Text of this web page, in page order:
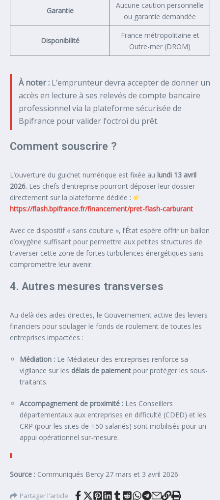
Garantie
Aucune caution personnelle
ou garantie demandée
Disponibilité
France métropolitaine et
Outre-mer (DROM)
À noter :L’emprunteur devra accepter de donner un
accès en lecture à ses relevés de compte bancaire
professionnel via la plateforme sécurisée de
Bpifrance pour valider l’octroi du prêt.
Comment souscrire ?
L’ouverture du guichet numérique est fixée au lundi 13 avril
2026. Les chefs d’entreprise pourront déposer leur dossier
directement sur la plateforme dédiée :
https://flash.bpifrance.fr/financement/pret-flash-carburant
Avec ce dispositif « sans couture », l’État espère offrir un ballon
d’oxygène suffisant pour permettre aux petites structures de
traverser cette zone de fortes turbulences énergétiques sans
compromettre leur avenir.
4. Autres mesures transverses
Au-delà des aides directes, le Gouvernement active des leviers
financiers pour soulager le fonds de roulement de toutes les
entreprises impactées :
Médiation : Le Médiateur des entreprises renforce sa
vigilance sur les délais de paiement pour protéger les sous-
traitants.
Accompagnement de proximité : Les Conseillers
départementaux aux entreprises en difficulté (CDED) et les
CRP (pour les sites de +50 salariés) sont mobilisés pour un
appui opérationnel sur-mesure.
Source : Communiqués Bercy 27 mars et 3 avril 2026
Partager l'article